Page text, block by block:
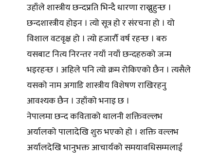
उहाँले शास्त्रीय छन्दप्रति भिन्दै धारणा राख्नुहुन्छ ।
छन्दशास्त्रीय होइन । त्यो सूत्र हो र संरचना हो । यो
विशाल वटवृक्ष हो । त्यो हजार्रौ वर्ष रहन्छ । बरु
यसबाट नित्य निरन्तर नयाँ नयाँ छन्दहरुको जन्म
भइरहन्छ । अहिले पनि त्यो क्रम रोकिएको छैन । त्यसैले
यसको नाम अगाडि शास्त्रीय विशेषण राखिरहनु
आवश्यक छैन । उहाँको भनाइ छ ।
नेपालमा छन्द कविताको थालनी शक्तिवल्लभ
अर्यालको पालादेखि शुरु भएको हो । शक्ति वल्लभ
अर्यालदेखि भानुभक्त आचार्यको समयावधिसम्मलाई